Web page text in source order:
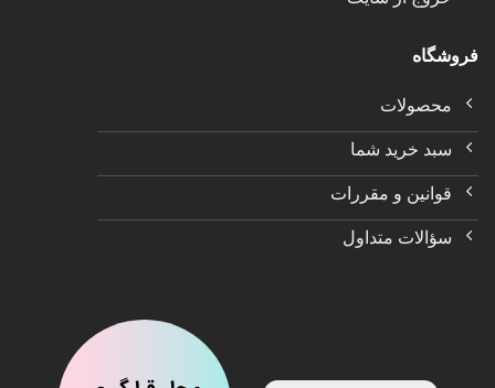
فروشگاه
محصولات
سبد خرید شما
قوانین و مقررات
سؤالات متداول